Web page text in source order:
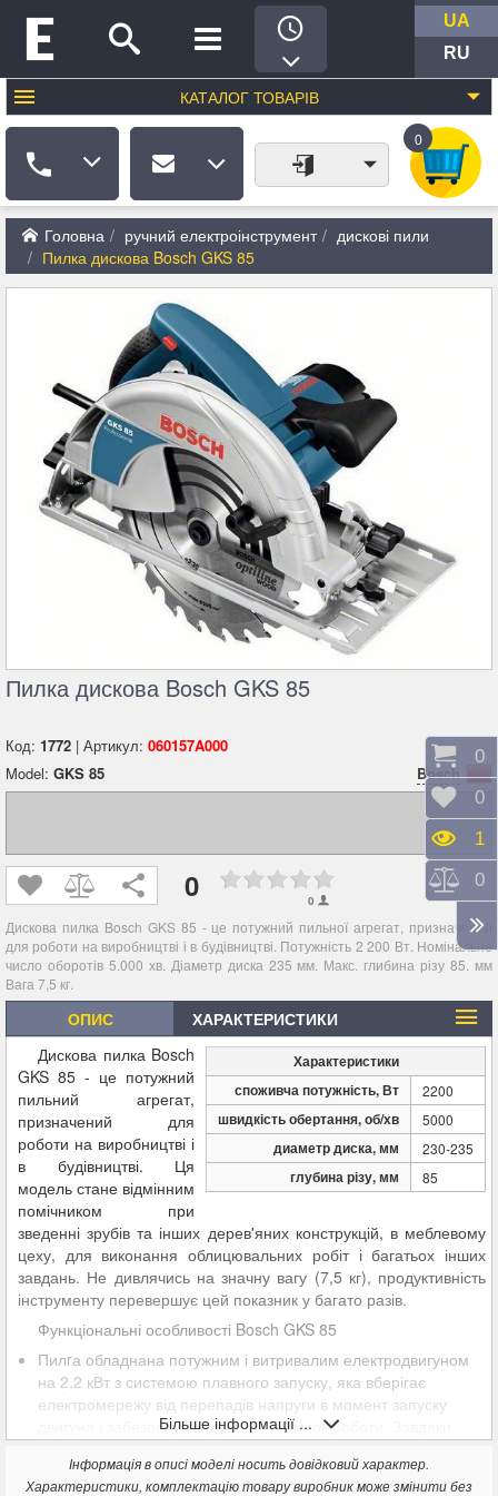
UA
RU
КАТАЛОГ ТОВАРІВ
0
Головна ручний електроінструмент
дискові пили
Пилка дискова Bosch GKS 85
Пилка дискова Bosch GKS 85
Код: 1772 | Артикул: 060157A000
Model: GKS 85 Bosch
0 0
Дискова пилка Bosch GKS 85 - це потужний пильної агрегат, призначений
для роботи на виробництві і в будівництві. Потужність 2 200 Вт. Номінальне
число оборотів 5.000 хв. Діаметр диска 235 мм. Макс. глибина різу 85. мм
Вага 7,5 кг.
ОПИС ХАРАКТЕРИСТИКИ
Характеристики
споживча потужність, Вт
2200
швидкість обертання, об/хв 5000
диаметр диска, мм 230-235
глубина різу, мм 85
Дискова пилка Bosch
GKS 85 - це потужний
пильний агрегат,
призначений для
роботи на виробництві і
в будівництві. Ця
модель стане відмінним
помічником при
зведенні зрубів та інших дерев'яних конструкцій, в меблевому
цеху, для виконання облицювальних робіт і багатьох інших
завдань. Не дивлячись на значну вагу (7,5 кг), продуктивність
інструменту перевершує цей показник у багато разів.
Функціональні особливості Bosch GKS 85
Пилrа обладнана потужним і витривалим електродвигуном
на 2,2 кВт з системою плавного запуску, яка вберігає
електромережу від перепадів напруги в момент запуску
двигуна і забезпечує акуратний початок роботи. Завдяки
виникне проблем з різкою навіть мерзлої або мокрої
Більше інформації ...
Інформація в описі моделі носить довідковий характер.
Характеристики, комплектацію товару виробник може змінити без
0
0
1
0